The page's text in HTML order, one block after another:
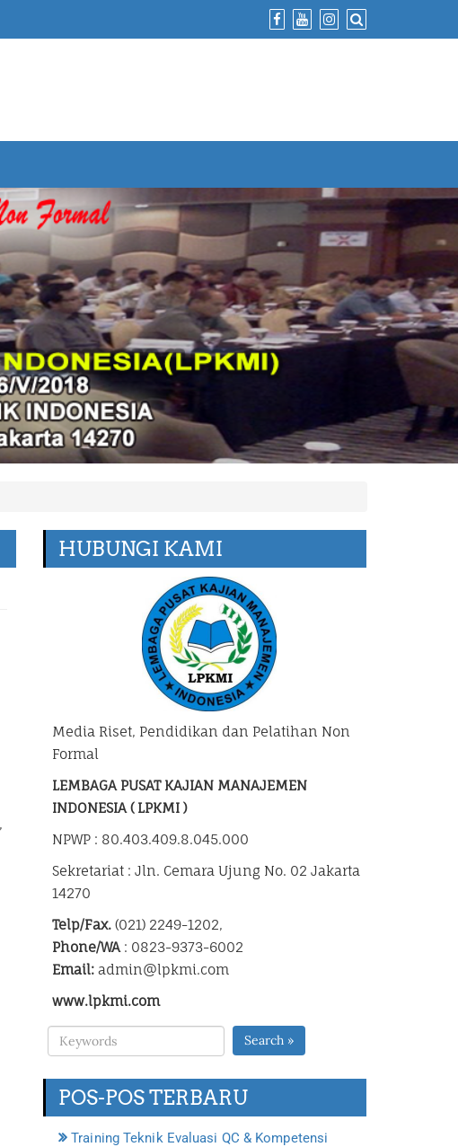
HUBUNGI KAMI
Media Riset, Pendidikan dan Pelatihan Non
Formal
LEMBAGA PUSAT KAJIAN MANAJEMEN
INDONESIA ( LPKMI )
NPWP : 80.403.409.8.045.000
Sekretariat : Jln. Cemara Ujung No. 02 Jakarta
14270
Telp/Fax. (021) 2249-1202,
Phone/WA : 0823-9373-6002
Email: admin@lpkmi.com
www.lpkmi.com
Search »
POS-POS TERBARU
Training Teknik Evaluasi QC & Kompetensi